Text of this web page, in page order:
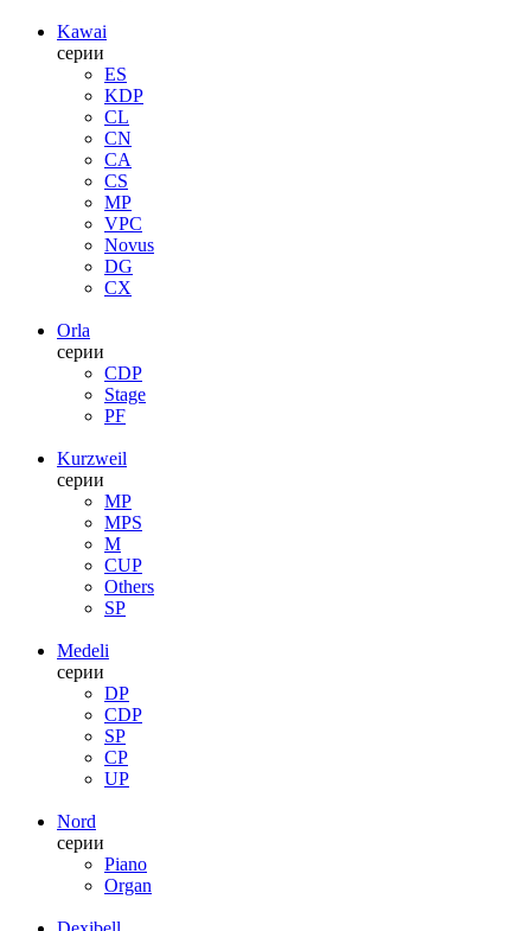
Kawai
серии
ES
KDP
CL
CN
CA
CS
MP
VPC
Novus
DG
CX
Orla
серии
CDP
Stage
PF
Kurzweil
серии
MP
MPS
M
CUP
Others
SP
Medeli
серии
DP
CDP
SP
CP
UP
Nord
серии
Piano
Organ